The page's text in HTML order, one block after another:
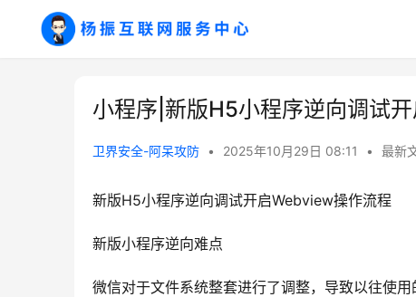
小程序|新版H5小程序逆向调试
卫界安全-阿呆攻防 • 2025年10月29日 08:11 • 最新
新版H5小程序逆向调试开启Webview操作流程
新版小程序逆向难点
微信对于文件系统整套进行了调整，导致以往使用